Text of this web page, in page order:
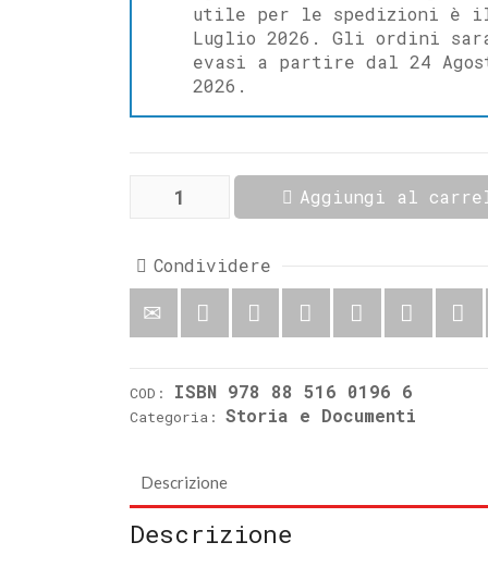
utile per le spedizioni è
Luglio 2026. Gli ordini
evasi a partire dal 24
2026.
Colli
quantità
Aggiungi al
Condividere
COD: ISBN 978 88 516 0196 6
Categoria:Storia e Documenti
Descrizione
Descrizione